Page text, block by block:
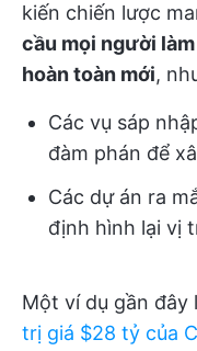
kiến chiến lược
cầu mọi người
hoàn toàn mới,
Các vụ sáp
đàm phán để
Các dự án ra
định hình lại vị
Một ví dụ gần đây
trị giá $28 tỷ của